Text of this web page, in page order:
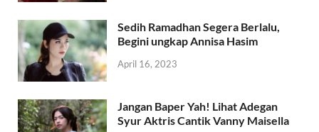
Sedih Ramadhan Segera Berlalu,
Begini ungkap Annisa Hasim
April 16, 2023
Jangan Baper Yah! Lihat Adegan
Syur Aktris Cantik Vanny Maisella